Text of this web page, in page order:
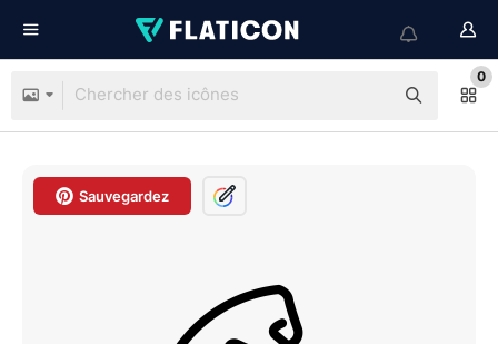
0
Sauvegardez